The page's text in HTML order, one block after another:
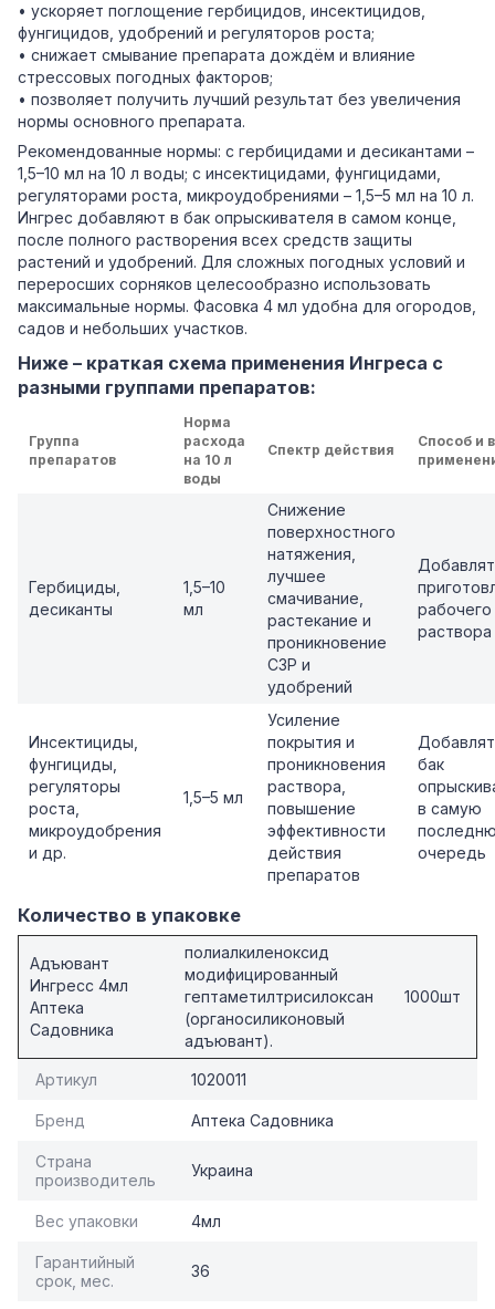
• ускоряет поглощение гербицидов, инсектицидов,
фунгицидов, удобрений и регуляторов роста;
• снижает смывание препарата дождём и влияние
стрессовых погодных факторов;
• позволяет получить лучший результат без увеличения
нормы основного препарата.
Рекомендованные нормы: с гербицидами и десикантами –
1,5–10 мл на 10 л воды; с инсектицидами, фунгицидами,
регуляторами роста, микроудобрениями – 1,5–5 мл на 10 л.
Ингрес добавляют в бак опрыскивателя в самом конце,
после полного растворения всех средств защиты
растений и удобрений. Для сложных погодных условий и
переросших сорняков целесообразно использовать
максимальные нормы. Фасовка 4 мл удобна для огородов,
садов и небольших участков.
Ниже – краткая схема применения Ингреса с
разными группами препаратов:
Группа
препаратов
Норма
расхода
на 10 л
воды
Спектр действия
Способ и
Гербициды,
десиканты
1,5–10
мл
Снижение
поверхностного
натяжения,
лучшее
смачивание,
растекание и
проникновение
СЗР и
удобрений
рабочего
раствора
Инсектициды,
фунгициды,
регуляторы
роста,
микроудобрения
и др.
1,5–5 мл
Усиление
покрытия и
проникновения
раствора,
повышение
эффективности
действия
препаратов
бак
в самую
очередь
Количество в упаковке
Адъювант
Ингресс 4мл
Аптека
Садовника
полиалкиленоксид
модифицированный
гептаметилтрисилоксан
(органосиликоновый
адъювант).
1000шт
Артикул 1020011
Бренд Аптека Садовника
Страна
производитель
Украина
Вес упаковки 4мл
Гарантийный
срок, мес.
36